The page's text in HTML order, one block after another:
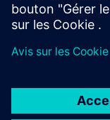
En savoir plus